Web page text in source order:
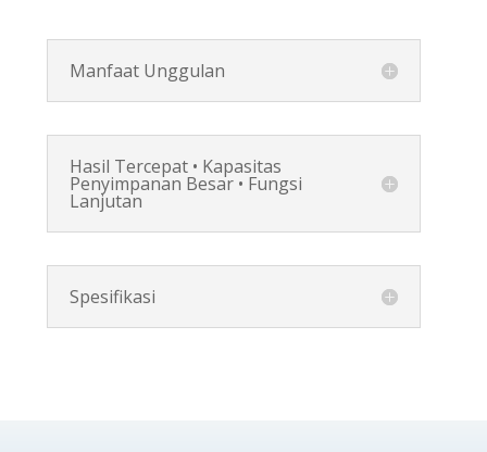
Manfaat Unggulan
Hasil Tercepat • Kapasitas
Penyimpanan Besar • Fungsi
Lanjutan
Spesifikasi